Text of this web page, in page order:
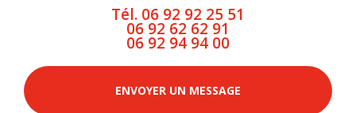
Tél. 06 92 92 25 51
06 92 62 62 91
06 92 94 94 00
ENVOYER UN MESSAGE